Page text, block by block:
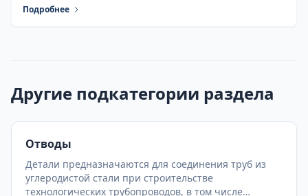
Подробнее
Другие подкатегории раздела
Отводы
Детали предназначаются для соединения труб из
углеродистой стали при строительстве
технологических трубопроводов, в том числе